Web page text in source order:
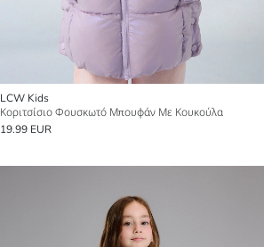
LCW Kids
Κοριτσίσιο Φουσκωτό Μπουφάν Με Κουκούλα
19.99 EUR